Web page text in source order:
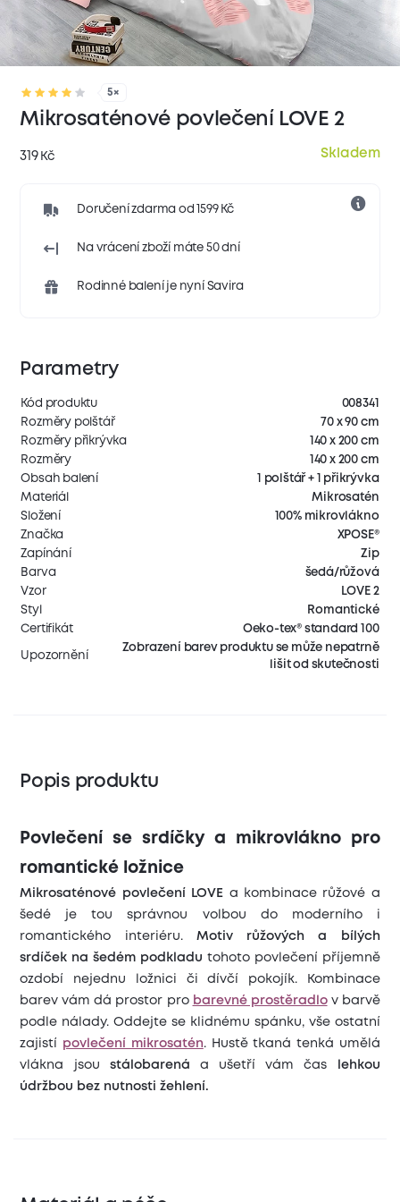
5×
Mikrosaténové povlečení LOVE 2
319 Kč Skladem
Doručení zdarma od 1599 Kč
Na vrácení zboží máte 50 dní
Rodinné balení je nyní Savira
Parametry
Kód produktu
008341
Rozměry polštář
70 x 90 cm
Rozměry přikrývka
140 x 200 cm
Rozměry
140 x 200 cm
Obsah balení
1 polštář + 1 přikrývka
Materiál
Mikrosatén
Složení
100% mikrovlákno
Značka
XPOSE®
Zapínání
Zip
Barva
šedá/růžová
Vzor
LOVE 2
Styl
Romantické
Certifikát
Oeko-tex® standard 100
Upozornění
Zobrazení barev produktu se může nepatrně
lišit od skutečnosti
Popis produktu
Povlečení se srdíčky a mikrovlákno pro
romantické ložnice
Mikrosaténové povlečení LOVE a kombinace růžové a
šedé je tou správnou volbou do moderního i
romantického interiéru. Motiv růžových a bílých
srdíček na šedém podkladu tohoto povlečení příjemně
ozdobí nejednu ložnici či dívčí pokojík. Kombinace
barev vám dá prostor pro barevné prostěradlov barvě
podle nálady. Oddejte se klidnému spánku, vše ostatní
zajistí
povlečení mikrosatén. Hustě tkaná tenká umělá
vlákna jsou stálobarená a ušetří vám čas
lehkou
údržbou bez nutnosti žehlení.